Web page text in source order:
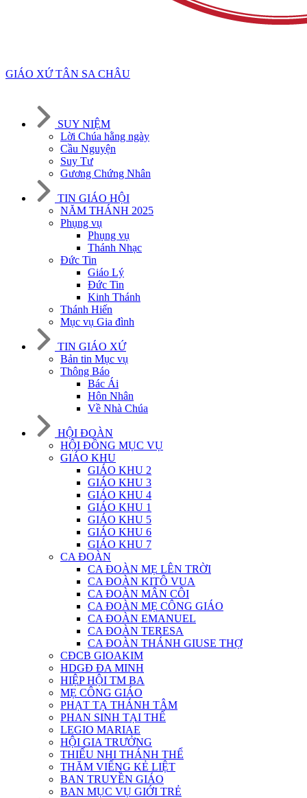
GIÁO XỨ TÂN SA CHÂU
SUY NIỆM
Lời Chúa hằng ngày
Cầu Nguyện
Suy Tư
Gương Chứng Nhân
TIN GIÁO HỘI
NĂM THÁNH 2025
Phụng vụ
Phụng vụ
Thánh Nhạc
Đức Tin
Giáo Lý
Đức Tin
Kinh Thánh
Thánh Hiến
Mục vụ Gia đình
TIN GIÁO XỨ
Bản tin Mục vụ
Thông Báo
Bác Ái
Hôn Nhân
Về Nhà Chúa
HỘI ĐOÀN
HỘI ĐỒNG MỤC VỤ
GIÁO KHU
GIÁO KHU 2
GIÁO KHU 3
GIÁO KHU 4
GIÁO KHU 1
GIÁO KHU 5
GIÁO KHU 6
GIÁO KHU 7
CA ĐOÀN
CA ĐOÀN MẸ LÊN TRỜI
CA ĐOÀN KITÔ VUA
CA ĐOÀN MÂN CÔI
CA ĐOÀN MẸ CÔNG GIÁO
CA ĐOÀN EMANUEL
CA ĐOÀN TERESA
CA ĐOÀN THÁNH GIUSE THỢ
CĐCB GIOAKIM
HDGĐ ĐA MINH
HIỆP HỘI TM BA
MẸ CÔNG GIÁO
PHẠT TẠ THÁNH TÂM
PHAN SINH TẠI THẾ
LEGIO MARIAE
HỘI GIA TRƯỞNG
THIẾU NHI THÁNH THỂ
THĂM VIẾNG KẺ LIỆT
BAN TRUYỀN GIÁO
BAN MỤC VỤ GIỚI TRẺ